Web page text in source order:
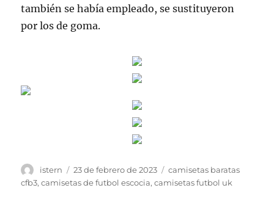
también se había empleado, se sustituyeron
por los de goma.
Autor
istern
Publicado
el
23 de febrero de 2023 Etiquetas
camisetas baratas
cfb3,camisetas de futbol escocia,camisetas futbol uk